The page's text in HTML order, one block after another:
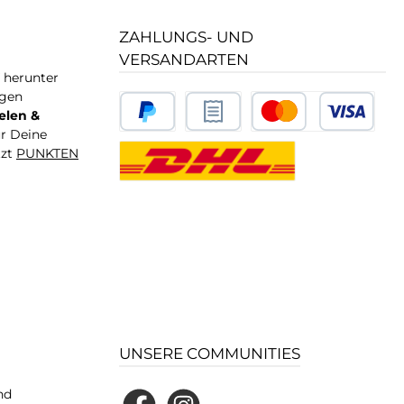
herunter
&
Deine
PUNKTEN
ZAHLUNGS- UND
VERSANDARTEN
UNSERE COMMUNITIES